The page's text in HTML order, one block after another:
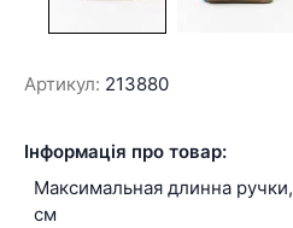
Артикул: 213880
Інформація про товар:
Максимальная длинна ручки,
см